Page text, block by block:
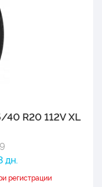
R20 112V XL
дн.
регистрации